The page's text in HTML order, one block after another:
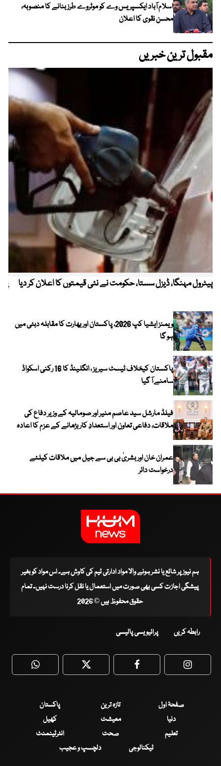
اسلام آباد ایکسپریس وے کو موٹروے طرز بنانے کا منصوبہ،
محسن نقوی کا اعلان
مقبول ترین خبریں
پیٹرول مہنگا، ڈیزل سستا، حکومت نے نئی قیمتوں کا اعلان کر دیا
ویمنز ایشیا کپ 2026، پاکستان اور بھارت کا مقابلہ دبئی میں
ہو گا
پاکستان کیخلاف ٹیسٹ سیریز ، انگلینڈ کا 16 رکنی اسکواڈ
سامنے آ گیا
فیلڈ مارشل سید عاصم منیر اور صومالیہ کے وزیر دفاع کی
ملاقات، دفاعی تعاون اور استعدادِ کار بڑھانے کے عزم کا اعادہ
عمران خان اور بشریٰ بی بی سے جیل میں ملاقات کیلئے
درخواست دائر
ہم نیوز پر شائع یا نشر ہونے والا مواد ادارتی ٹیم کی کاوش ہے۔ اس مواد کو بغیر
پیشگی اجازت کسی بھی صورت میں استعمال یا نقل کرنا درست نہیں۔ تمام
حقوق محفوظ ہیں © 2026
رابطہ کریں پرائیویسی پالیسی
WhatsApp Twitter Facebook
صفحۂ اول تازہ ترین
پاکستان
دنیا
معیشت
کھیل
تعلیم
صحت
انٹرٹینمنٹ
ٹیکنالوجی
دلچسپ و عجیب